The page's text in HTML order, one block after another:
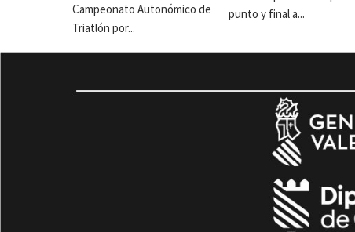
Campeonato Autonómico de
Triatlón por...
punto y final a...